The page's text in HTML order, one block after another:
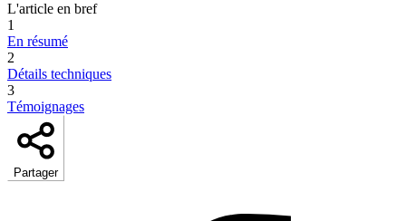
L'article en bref
1
En résumé
2
Détails techniques
3
Témoignages
Partager